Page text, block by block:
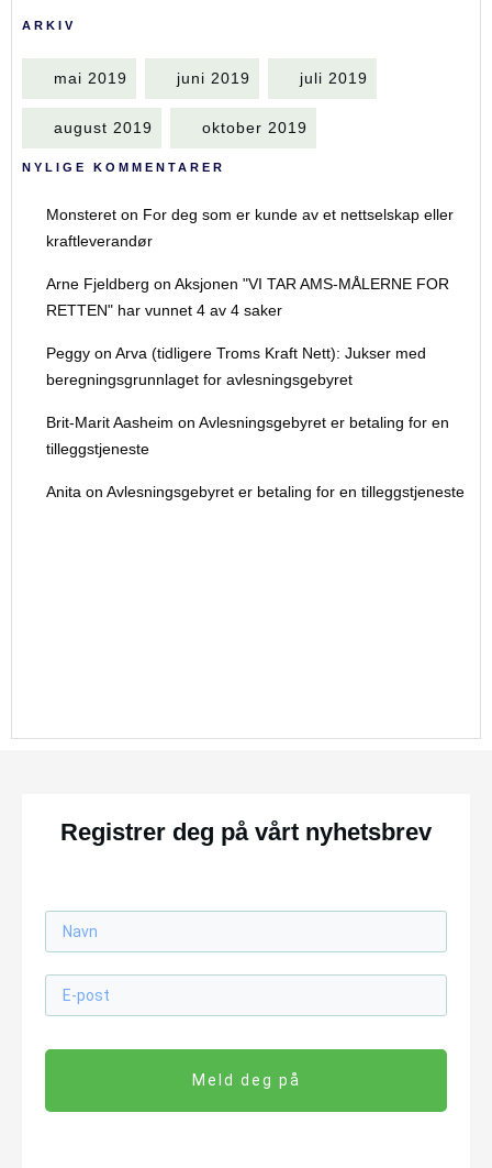
ARKIV
mai 2019 juni 2019 juli 2019
august 2019 oktober 2019
NYLIGE KOMMENTARER
Monsteret on For deg som er kunde av et nettselskap eller
kraftleverandør
Arne Fjeldberg on Aksjonen "VI TAR AMS-MÅLERNE FOR
RETTEN" har vunnet 4 av 4 saker
Peggy on Arva (tidligere Troms Kraft Nett): Jukser med
beregningsgrunnlaget for avlesningsgebyret
Brit-Marit Aasheim on Avlesningsgebyret er betaling for en
tilleggstjeneste
Anita on Avlesningsgebyret er betaling for en tilleggstjeneste
Registrer deg på vårt nyhetsbrev
Meld deg på